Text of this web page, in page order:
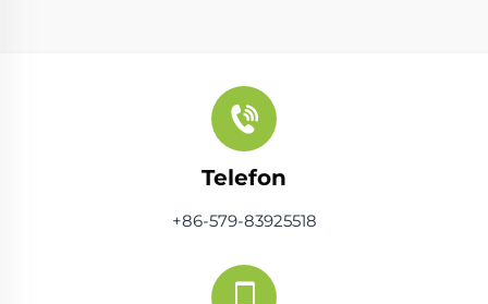
Telefon
+86-579-83925518